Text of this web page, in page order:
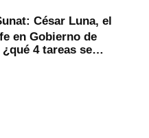
César Luna, el
en Gobierno de
4 tareas se